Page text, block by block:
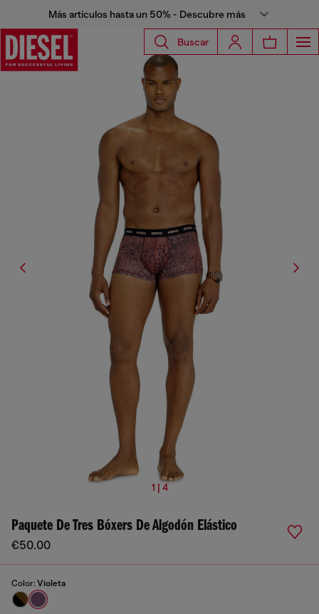
Más artículos hasta un 50% - Descubre más
Buscar
1 | 4
Paquete De Tres Bóxers De Algodón Elástico
€50.00
Color: Violeta